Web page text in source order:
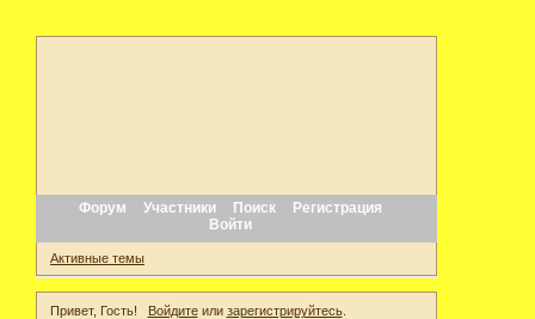
Форум Участники Поиск
Регистрация
Войти
Активные темы
Привет, Гость! Войдитеили зарегистрируйтесь.